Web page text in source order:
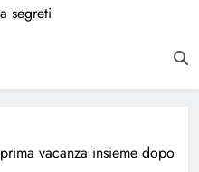
segreti
vacanza insieme dopo